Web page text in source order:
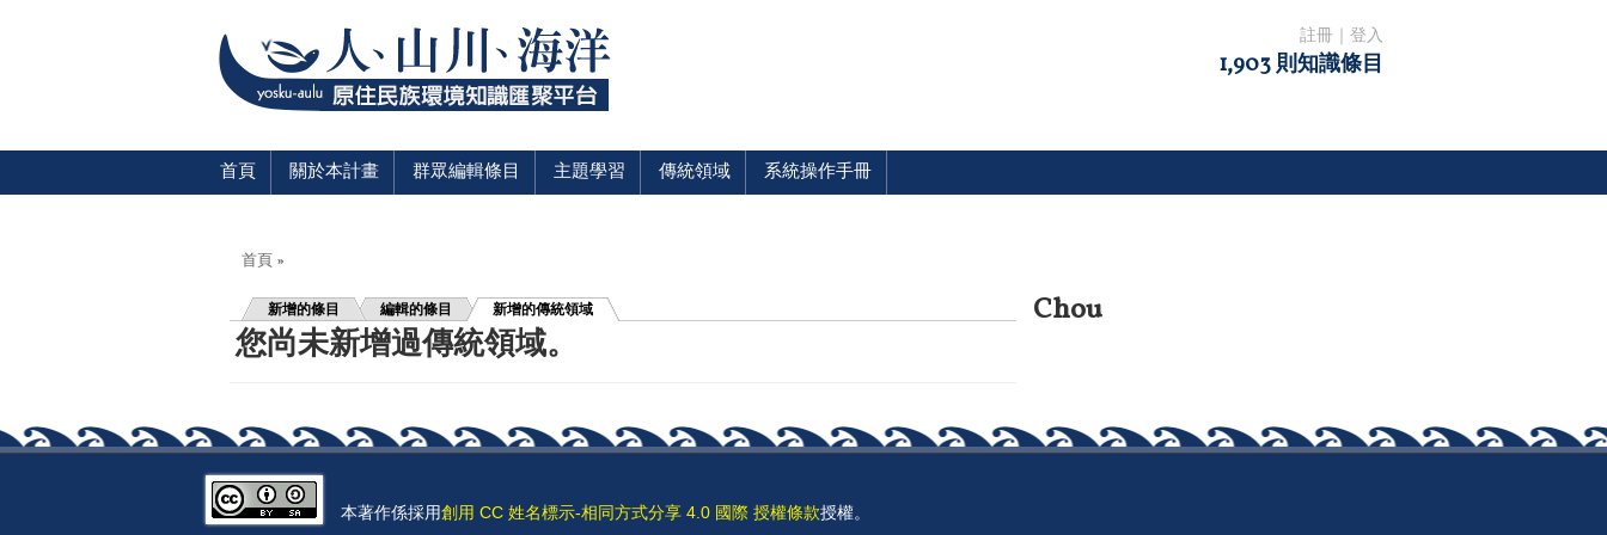
註冊 登入
1,903 則知識條目
首頁 關於本計畫 群眾編輯條目 主題學習 傳統領域 系統操作手冊
您在這裡
首頁 »
新增的條目 編輯的條目 新增的傳統領域
您尚未新增過傳統領域。
Chou
本著作係採用創用 CC 姓名標示-相同方式分享 4.0 國際 授權條款授權。